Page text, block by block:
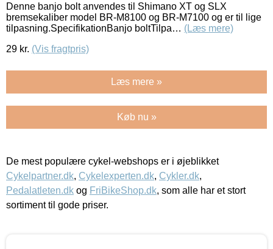
Denne banjo bolt anvendes til Shimano XT og SLX
bremsekaliber model BR-M8100 og BR-M7100 og er til lige
tilpasning.SpecifikationBanjo boltTilpa… (Læs mere)
29 kr. (Vis fragtpris)
Læs mere »
Køb nu »
De mest populære cykel-webshops er i øjeblikket
Cykelpartner.dk, Cykelexperten.dk, Cykler.dk,
Pedalatleten.dk og FriBikeShop.dk, som alle har et stort
sortiment til gode priser.